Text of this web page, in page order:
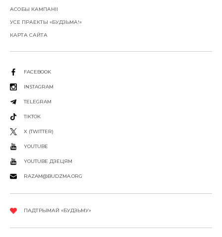
АСОБЫ КАМПАНІІ
УСЕ ПРАЕКТЫ «БУДЗЬМА!»
КАРТА САЙТА
FACEBOOK
INSTAGRAM
TELEGRAM
TIKTOK
X (TWITTER)
YOUTUBE
YOUTUBE ДЗЕЦЯМ
RAZAM@BUDZMA.ORG
ПАДТРЫМАЙ «БУДЗЬМУ»